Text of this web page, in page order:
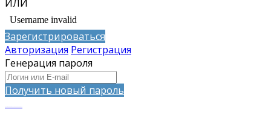
ИЛИ
Зарегистрироваться
Авторизация Регистрация
Генерация пароля
Получить новый пароль